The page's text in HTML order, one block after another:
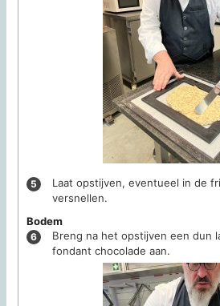
Laat opstijven, eventueel in de
versnellen.
Bodem
Breng na het opstijven een dun
fondant chocolade aan.